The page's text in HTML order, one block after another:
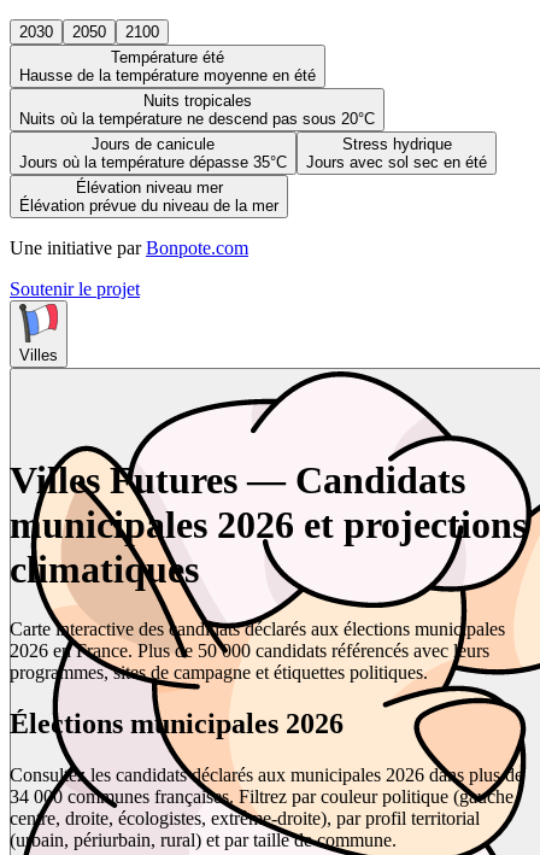
2030 2050
2100
Température été
Hausse de la température moyenne en été
Nuits tropicales
Nuits où la température ne descend pas sous 20°C
Jours de canicule
Jours où la température dépasse 35°C
Stress hydrique
Jours avec sol sec en été
Élévation niveau mer
Élévation prévue du niveau de la mer
Une initiative par Bonpote.com
Soutenir le projet
Villes
Villes Futures — Candidats
municipales 2026 et projections
climatiques
Carte interactive des candidats déclarés aux élections municipales
2026 en France. Plus de 50 000 candidats référencés avec leurs
programmes, sites de campagne et étiquettes politiques.
Élections municipales 2026
Consultez les candidats déclarés aux municipales 2026 dans plus de
34 000 communes françaises. Filtrez par couleur politique (gauche,
centre, droite, écologistes, extrême-droite), par profil territorial
(urbain, périurbain, rural) et par taille de commune.